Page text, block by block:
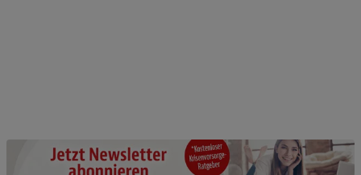
Beschreibung Notwendige Cookies